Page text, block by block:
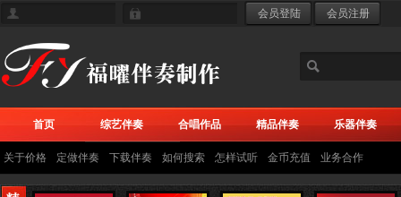
首页 综艺伴奏 合唱作品 精品伴奏 乐器伴奏
关于价格 定做伴奏 下载伴奏 如何搜索 怎样试听 金币充值 业务合作